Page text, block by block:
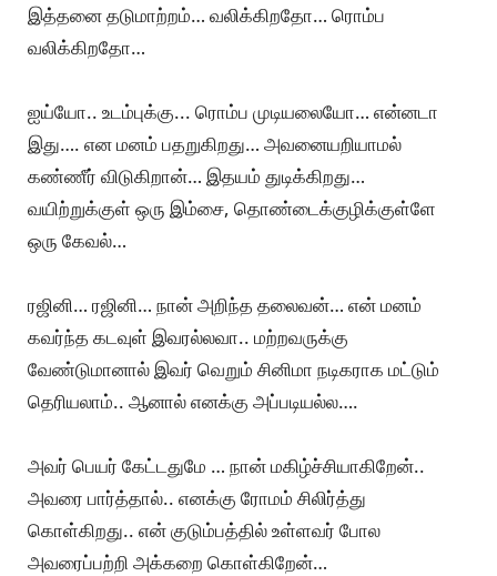
இத்தனை தடுமாற்றம்… வலிக்கிறதோ… ரொம்ப
வலிக்கிறதோ…
ஐய்யோ.. உடம்புக்கு... ரொம்ப முடியலையோ… என்னடா
இது…. என மனம் பதறுகிறது… அவனையறியாமல்
கண்ணீர் விடுகிறான்… இதயம் துடிக்கிறது…
வயிற்றுக்குள் ஒரு இம்சை, தொண்டைக்குழிக்குள்ளே
ஒரு கேவல்…
ரஜினி… ரஜினி… நான் அறிந்த தலைவன்… என் மனம்
கவர்ந்த கடவுள் இவரல்லவா.. மற்றவருக்கு
வேண்டுமானால் இவர் வெறும் சினிமா நடிகராக மட்டும்
தெரியலாம்.. ஆனால் எனக்கு அப்படியல்ல….
அவர் பெயர் கேட்டதுமே … நான் மகிழ்ச்சியாகிறேன்..
அவரை பார்த்தால்.. எனக்கு ரோமம் சிலிர்த்து
கொள்கிறது.. என் குடும்பத்தில் உள்ளவர் போல
அவரைப்பற்றி அக்கறை கொள்கிறேன்…